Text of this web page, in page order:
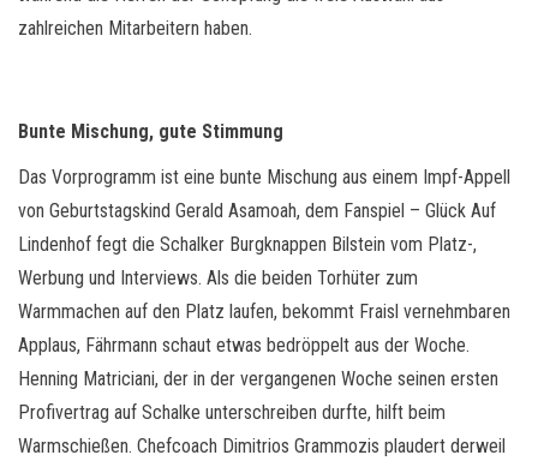
zahlreichen Mitarbeitern haben.
Bunte Mischung, gute Stimmung
Das Vorprogramm ist eine bunte Mischung aus einem Impf-Appell
von Geburtstagskind Gerald Asamoah, dem Fanspiel – Glück Auf
Lindenhof fegt die Schalker Burgknappen Bilstein vom Platz-,
Werbung und Interviews. Als die beiden Torhüter zum
Warmmachen auf den Platz laufen, bekommt Fraisl vernehmbaren
Applaus, Fährmann schaut etwas bedröppelt aus der Woche.
Henning Matriciani, der in der vergangenen Woche seinen ersten
Profivertrag auf Schalke unterschreiben durfte, hilft beim
Warmschießen. Chefcoach Dimitrios Grammozis plaudert derweil